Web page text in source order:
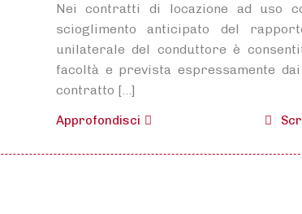
Nei contratti di locazione ad uso
scioglimento anticipato del
unilaterale del conduttore è
facoltà e prevista espressamente
contratto […]
Approfondisci